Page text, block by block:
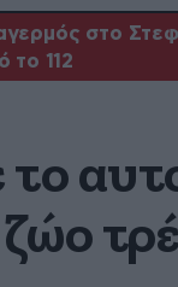
στο
το 112